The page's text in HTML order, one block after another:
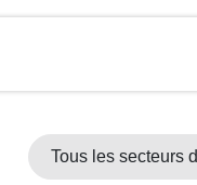
Tous les secteurs